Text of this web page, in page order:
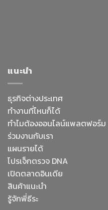
แนะนำ
ธุรกิจต่างประเทศ
ทำงานที่ไหนก็ได้
ทำไมต้องออนไลน์แพลตฟอร์ม
ร่วมงานกับเรา
แผนรายได้
โปรเจ็กตรวจ DNA
เปิดตลาดอินเดีย
สินค้าแนะนำ
รู้จักพี่ธีระ